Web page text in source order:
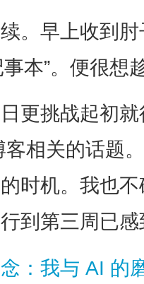
。早上收到
本”。便很想
更挑战起初
客相关的话题
时机。我也
到第三周已
：我与 AI 的